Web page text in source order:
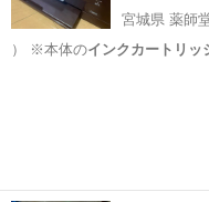
宮城県 薬師
） ※本体のインクカートリッ